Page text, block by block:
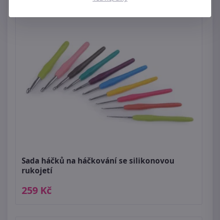
Sada háčků na háčkování se silikonovou
rukojetí
259 Kč